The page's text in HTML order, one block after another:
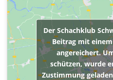
Der Schachklub
Beitrag mit
angereichert.
schützen, wurde
Zustimmung